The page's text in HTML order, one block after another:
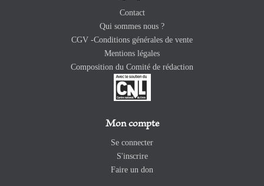
Contact
Qui sommes nous ?
CGV -Conditions générales de vente
Mentions légales
Composition du Comité de rédaction
Mon compte
Se connecter
S'inscrire
Faire un don